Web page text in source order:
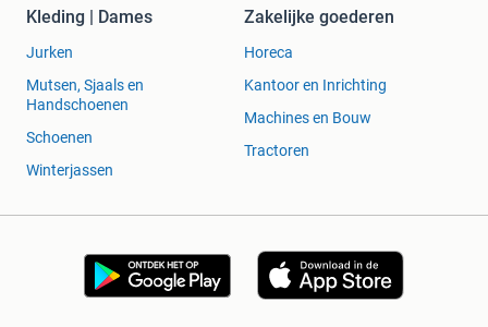
Kleding | Dames
Jurken
Mutsen, Sjaals en
Handschoenen
Schoenen
Winterjassen
Zakelijke goederen
Horeca
Kantoor en Inrichting
Machines en Bouw
Tractoren